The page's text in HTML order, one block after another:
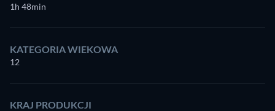
1h 48min
KATEGORIA WIEKOWA
12
KRAJ PRODUKCJI